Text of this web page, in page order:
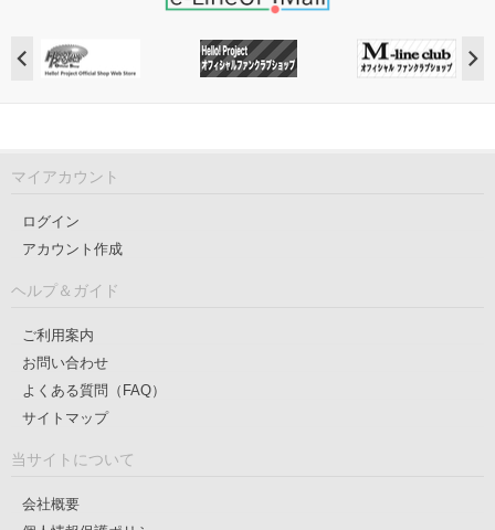
マイアカウント
ログイン
アカウント作成
ヘルプ＆ガイド
ご利用案内
お問い合わせ
よくある質問（FAQ）
サイトマップ
当サイトについて
会社概要